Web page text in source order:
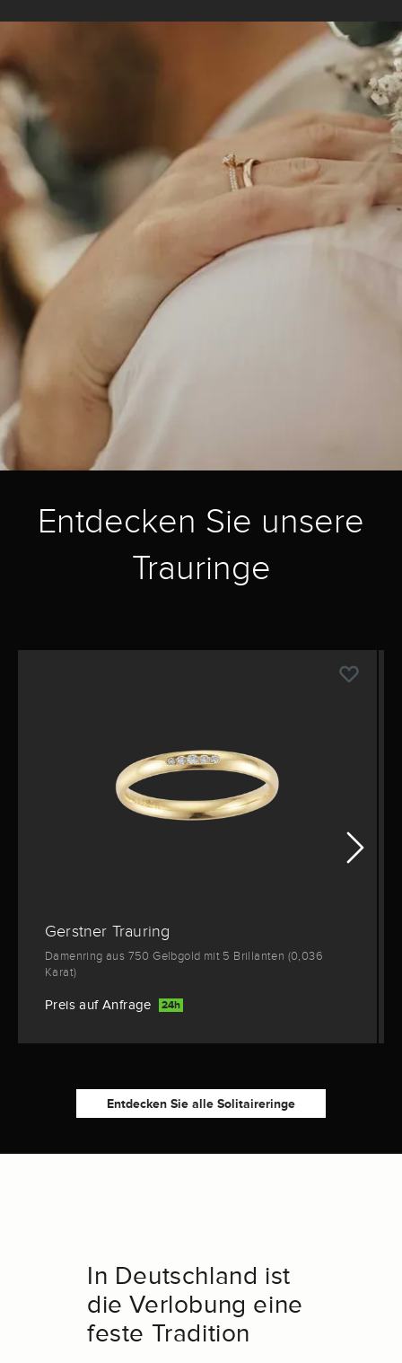
Entdecken Sie unsere
Trauringe
Gerstner Trauring
Damenring aus 750 Gelbgold mit 5 Brillanten (0,036
Karat)
Preis auf Anfrage 24h
Entdecken Sie alle Solitaireringe
In Deutschland ist
die Verlobung eine
feste Tradition